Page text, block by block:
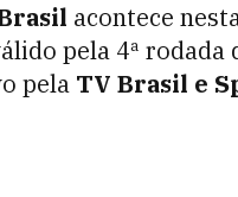
acontece
pela 4ª rodada
pela TV Brasil e